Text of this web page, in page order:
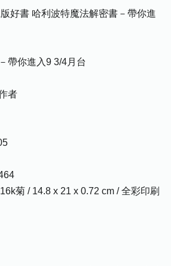
版好書 哈利波特魔法解密書－帶你進
帶你進入9 3/4月台
者
菊 / 14.8 x 21 x 0.72 cm / 全彩印刷